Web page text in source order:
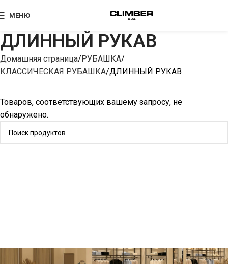
МЕНЮ
ДЛИННЫЙ РУКАВ
Домашняя страница РУБАШКА
КЛАССИЧЕСКАЯ РУБАШКА ДЛИННЫЙ РУКАВ
Товаров, соответствующих вашему запросу, не
обнаружено.